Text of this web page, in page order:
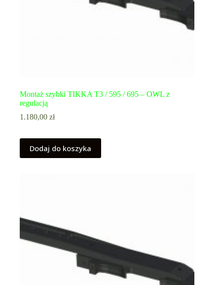
Montaż szybki TIKKA T3 / 595 / 695 – OWL z
regulacją
1.180,00 zł
Dodaj do koszyka